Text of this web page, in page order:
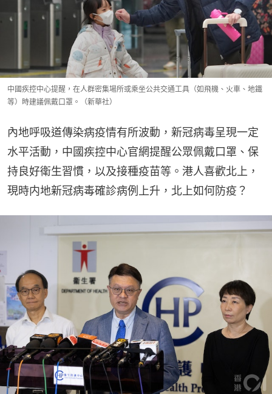
中國疾控中心提醒，在人群密集場所或乘坐公共交通工具（如飛機、火車、地鐵
等）時建議佩戴口罩。（新華社）
內地呼吸道傳染病疫情有所波動，新冠病毒呈現一定
水平活動，中國疾控中心官網提醒公眾佩戴口罩、保
持良好衛生習慣，以及接種疫苗等。港人喜歡北上，
現時内地新冠病毒確診病例上升，北上如何防疫？